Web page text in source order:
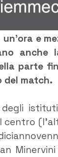
e
anche
parte
del match.
centro